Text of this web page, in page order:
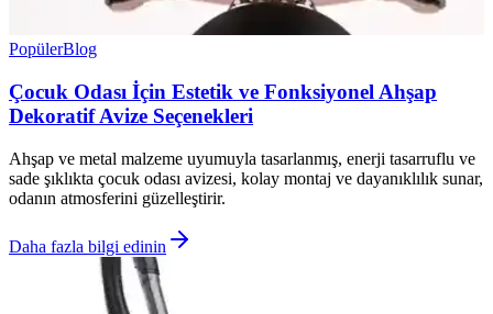
PopülerBlog
Çocuk Odası İçin Estetik ve Fonksiyonel Ahşap
Dekoratif Avize Seçenekleri
Ahşap ve metal malzeme uyumuyla tasarlanmış, enerji tasarruflu ve
sade şıklıkta çocuk odası avizesi, kolay montaj ve dayanıklılık sunar,
odanın atmosferini güzelleştirir.
Daha fazla bilgi edinin